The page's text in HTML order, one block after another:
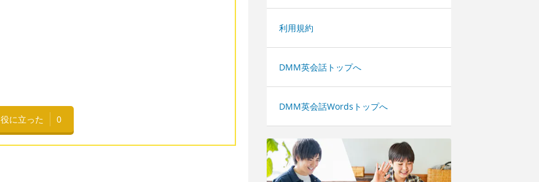
役に立った 0
利用規約
DMM英会話トップへ
DMM英会話Wordsトップへ